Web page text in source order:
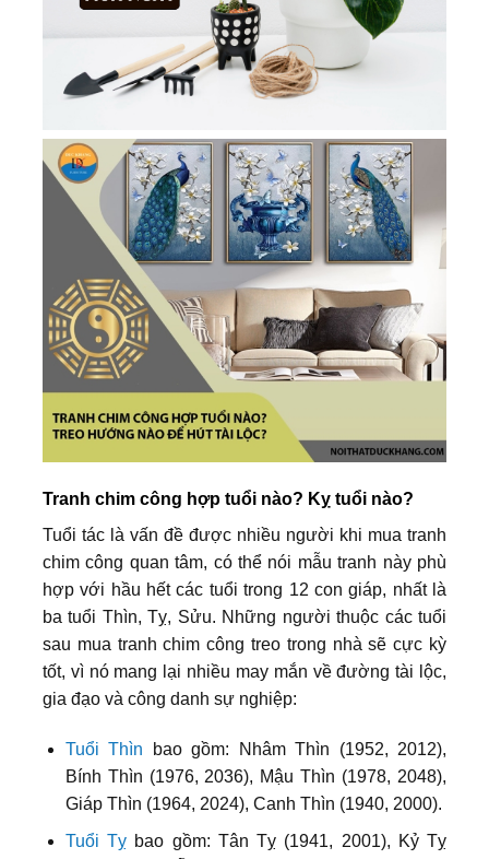
Tranh chim công hợp tuổi nào? Kỵ tuổi nào?
Tuổi tác là vấn đề được nhiều người khi mua tranh
chim công quan tâm, có thể nói mẫu tranh này phù
hợp với hầu hết các tuổi trong 12 con giáp, nhất là
ba tuổi Thìn, Tỵ, Sửu. Những người thuộc các tuổi
sau mua tranh chim công treo trong nhà sẽ cực kỳ
tốt, vì nó mang lại nhiều may mắn về đường tài lộc,
gia đạo và công danh sự nghiệp:
Tuổi Thìn bao gồm: Nhâm Thìn (1952, 2012),
Bính Thìn (1976, 2036), Mậu Thìn (1978, 2048),
Giáp Thìn (1964, 2024), Canh Thìn (1940, 2000).
Tuổi Tỵ bao gồm: Tân Tỵ (1941, 2001), Kỷ Tỵ